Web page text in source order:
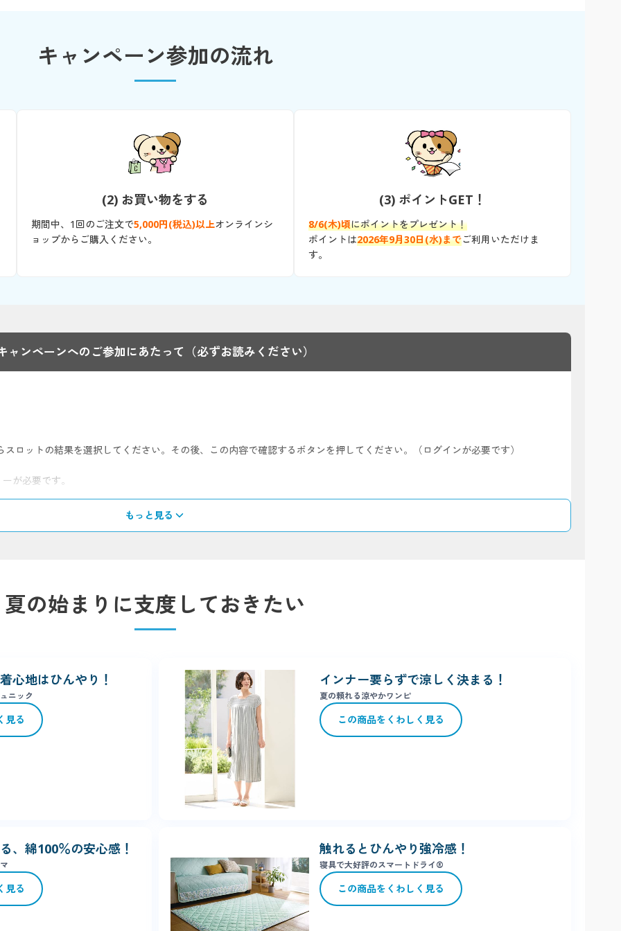
キャンペーン参加の流れ
(2) お買い物をする
期間中、1回のご注文で5,000円(税込)以上オンラインシ
ョップからご購入ください。
(3) ポイントGET！
8/6(木)頃にポイントをプレゼント！
ポイントは2026年9月30日(水)までご利用いただけま
す。
ャンペーンへのご参加にあたって （必ずお読みください）
ロットの結果を選択してください。その後、この内容で確認するボタンを押してください。（ログインが必要です）
が必要です。
ラインショップから購入してください。（配送料・指定料、および売切れ商品・返品・キャンセルされた商品の金額は対象外
もっと見る
夏の始まりに支度しておきたい
心地はひんやり！
ニック
見る
インナー要らずで涼しく決まる！
夏の頼れる涼やかワンピ
この商品を くわしく見る
、綿100％の安心感！
見る
触れるとひんやり強冷感！
寝具で大好評のスマートドライ®
この商品を くわしく見る